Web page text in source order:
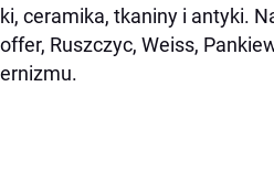
ceramika, tkaniny i antyki.
Ruszczyc, Weiss,